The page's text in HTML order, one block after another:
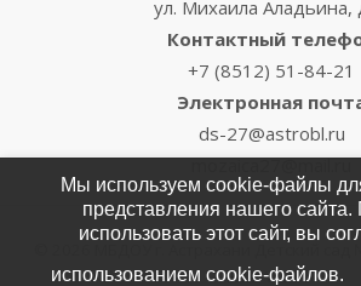
ул. Михаила Аладьина,
Контактный
+7 (8512) 51-84-21
Электронная
ds-27@astrobl.ru
mozaica27@mail.ru
© 2026 МБДОУ г. Астрахани Детский сад
EnterWEB /
Мы используем cookie-файлы
представления нашего
использовать этот сайт, вы
использованием cookie-файлов.